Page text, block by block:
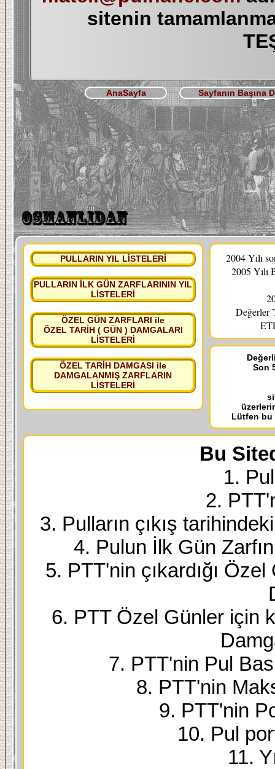
sitenin
AnaSayfa Sayfanın Başına
PULLARIN YIL LİSTELERİ
PULLARIN İLK GÜN ZARFLARININ YIL
LİSTELERİ
ÖZEL GÜN ZARFLARI ile
ÖZEL TARİH ( GÜN ) DAMGALARI
LİSTELERİ
ÖZEL TARİH DAMGASI ile
DAMGALANMIŞ ZARFLARIN
LİSTELERİ
2004 Yılı
2005 Yılı
Değerler
Son
Lütfen bu
Bu
1.
2.
3. Pulların çıkış
4. Pulun İlk Gün
5. PTT'nin çıkardığı
6. PTT Özel Günler için
7. PTT'nin Pul
8. PTT'nin
9. PTT'nin
10. Pul
11.